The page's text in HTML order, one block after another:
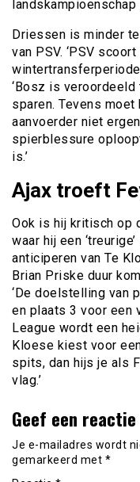
landskampioenschap
Driessen is minder
van PSV. ‘PSV
‘Bosz is
sparen. Tevens
aanvoerder niet
spierblessure
is.’
Ajax troeft
Ook is hij kritisch op
waar hij een
anticiperen van Te
Brian Priske duur
‘De doelstelling van
en plaats 3 voor een
League wordt een
Kloese kiest voor
spits, dan hijs je als
vlag.’
Geef een reactie
Je e-mailadres wordt
gemarkeerd met *